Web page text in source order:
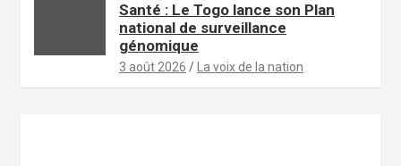
Santé : Le Togo lance son Plan
national de surveillance
génomique
3 août 2026 La voix de la nation